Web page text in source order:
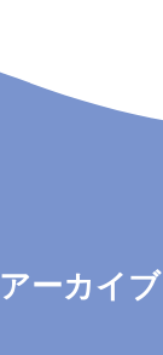
アーカイブ